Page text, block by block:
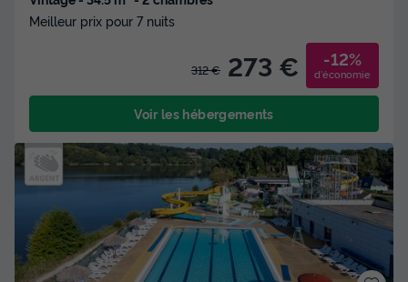
Meilleur prix pour 7 nuits
312 € 273 € -12%
d'économie
Voir les hébergements